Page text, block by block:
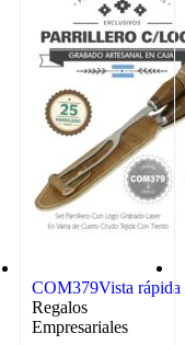
COM379Vista rápida
Regalos
Empresariales